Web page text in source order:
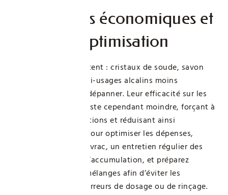
Alternatives économiques et
astuces d’optimisation
Des alternatives existent : cristaux de soude, savon
noir, nettoyants multi-usages alcalins moins
concentrés peuvent dépanner. Leur efficacité sur les
graisses anciennes reste cependant moindre, forçant à
multiplier les applications et réduisant ainsi
l’économie réalisée. Pour optimiser les dépenses,
privilégiez l’achat en vrac, un entretien régulier des
surfaces pour éviter l’accumulation, et préparez
soigneusement vos mélanges afin d’éviter les
gaspillages dus aux erreurs de dosage ou de rinçage.